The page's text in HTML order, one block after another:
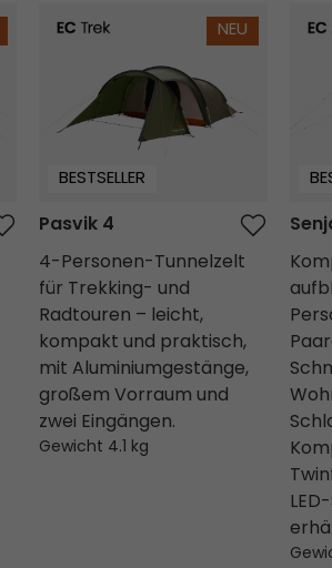
Pasvik 4
NEU
BESTSELLER
Pasvik 4
4-Personen-Tunnelzelt
für Trekking- und
Radtouren – leicht,
kompakt und praktisch,
mit Aluminiumgestänge,
großem Vorraum und
zwei Eingängen.
Gewicht 4.1 kg